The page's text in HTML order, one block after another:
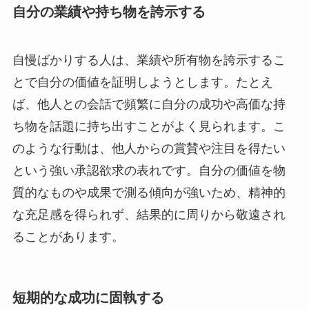
自分の業績や持ち物を誇示する
自慢ばかりする人は、業績や所有物を誇示するこ
とで自分の価値を証明しようとします。たとえ
ば、他人との会話で頻繁に自分の成功や高価な持
ち物を話題に持ち出すことがよく見られます。こ
のような行動は、他人からの賞賛や注目を得たい
という強い承認欲求の表れです。自分の価値を物
質的なものや成果で測る傾向が強いため、精神的
な充足感を得られず、結果的に周りから敬遠され
ることがあります。
短期的な成功に固執する